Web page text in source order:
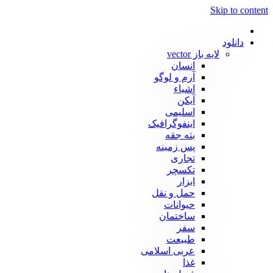
Skip to content
دانلود
لایه باز vector
انسان
آرم و لوگو
اشیاء
آیکن
اسلیمی
اینفوگرافیک
بته جقه
پس زمینه
تجاری
تکسچر
ابزار
حمل و نقل
حیوانات
ساختمان
سفر
طبیعت
عربی اسلامی
غذا